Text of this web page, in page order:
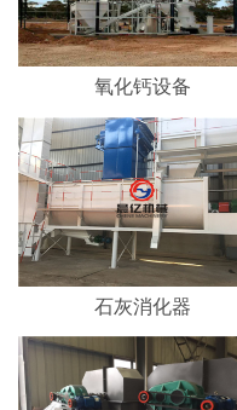
氧化钙设备
石灰消化器